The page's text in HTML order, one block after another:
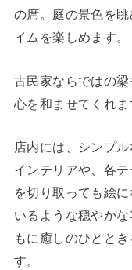
の席。庭の景色を
イムを楽しめます。
古民家ならではの
心を和ませてくれま
店内には、シンプ
インテリアや、各
を切り取っても絵
いるような穏やか
もに癒しのひとと
す。